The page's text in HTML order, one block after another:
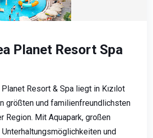
Planet Resort Spa
Resort & Spa liegt in Kızılot
größten und familienfreundlichsten
Region. Mit Aquapark, großen
und